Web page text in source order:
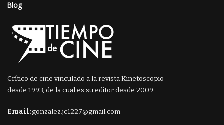
Blog
Crítico de cine vinculado a la revista Kinetoscopio
desde 1993, de la cual es su editor desde 2009.
Email:gonzalez.jc1227@gmail.com